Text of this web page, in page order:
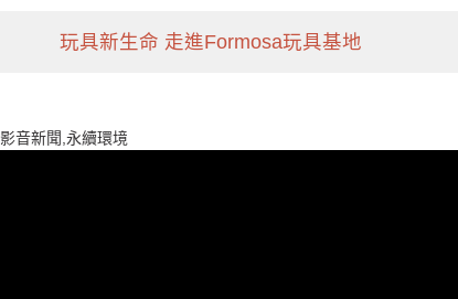
玩具新生命 走進Formosa玩具基地
影音新聞,永續環境